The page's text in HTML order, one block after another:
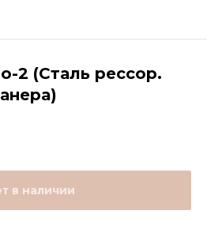
2 (Сталь рессор.
в наличии